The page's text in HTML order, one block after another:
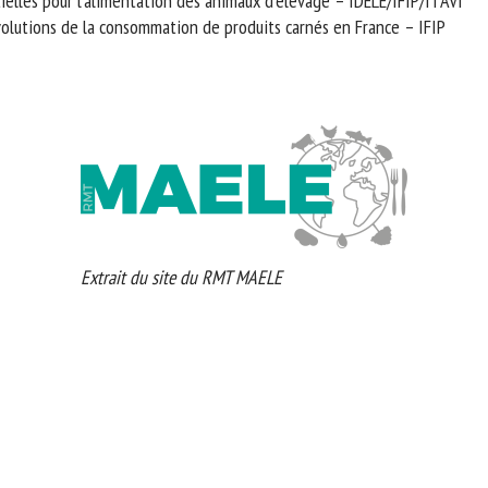
de la consommation de produits carnés en France – IFIP
Extrait du site du RMT MAELE